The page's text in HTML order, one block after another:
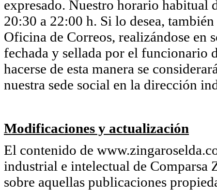
expresado. Nuestro horario habitual
20:30 a 22:00 h. Si lo desea,
Oficina de Correos, realizándose en
fechada y sellada por el funcionario
hacerse de esta manera se
nuestra sede social en la dirección
Modificaciones y actualización
El contenido de
industrial e intelectual de Comparsa
sobre aquellas publicaciones